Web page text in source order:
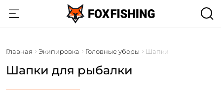
Главная Экипировка Головные уборы Шапки
Шапки для рыбалки